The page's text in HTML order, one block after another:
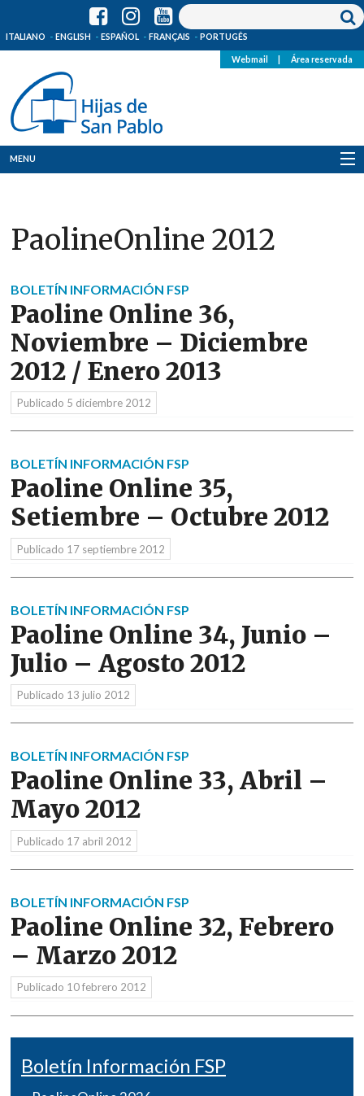
ITALIANO ENGLISH ESPAÑOL FRANÇAIS PORTUGÊS
Webmail Área reservada
MENU
Dónde estamos
Recursos
Media
PaolineOnline 2012
BOLETÍN INFORMACIÓN FSP
Paoline Online 36,
Noviembre – Diciembre
2012 / Enero 2013
Publicado 5 diciembre 2012
BOLETÍN INFORMACIÓN FSP
Paoline Online 35,
Setiembre – Octubre 2012
Publicado 17 septiembre 2012
BOLETÍN INFORMACIÓN FSP
Paoline Online 34, Junio –
Julio – Agosto 2012
Publicado 13 julio 2012
BOLETÍN INFORMACIÓN FSP
Paoline Online 33, Abril –
Mayo 2012
Publicado 17 abril 2012
BOLETÍN INFORMACIÓN FSP
Paoline Online 32, Febrero
– Marzo 2012
Publicado 10 febrero 2012
Boletín Información FSP